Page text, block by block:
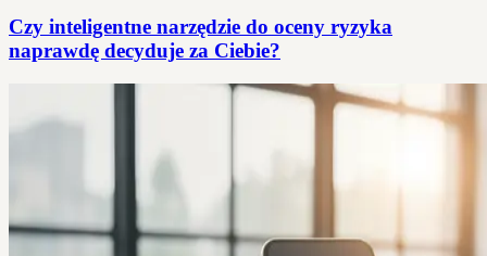
Czy inteligentne narzędzie do oceny ryzyka
naprawdę decyduje za Ciebie?